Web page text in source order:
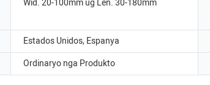
Wid. 20-100mm ug Len. 30-180mm
Estados Unidos, Espanya
Ordinaryo nga Produkto